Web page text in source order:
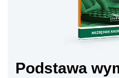
Podstawa